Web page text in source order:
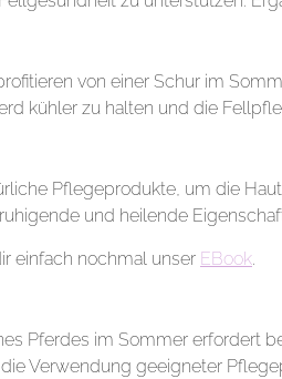
von einer Schur im
kühler zu halten und die
Pflegeprodukte, um die
und heilende
einfach nochmal unser EBook.
Pferdes im Sommer erfordert
Verwendung geeigneter